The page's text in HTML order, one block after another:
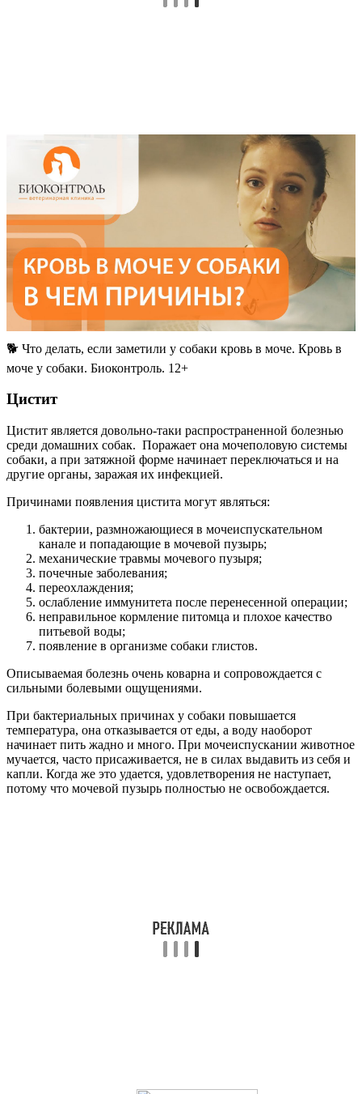
🐕 Что делать, если заметили у собаки кровь в моче. Кровь в
моче у собаки. Биоконтроль. 12+
Цистит
Цистит является довольно-таки распространенной болезнью
среди домашних собак. Поражает она мочеполовую системы
собаки, а при затяжной форме начинает переключаться и на
другие органы, заражая их инфекцией.
Причинами появления цистита могут являться:
бактерии, размножающиеся в мочеиспускательном
канале и попадающие в мочевой пузырь;
механические травмы мочевого пузыря;
почечные заболевания;
переохлаждения;
ослабление иммунитета после перенесенной операции;
неправильное кормление питомца и плохое качество
питьевой воды;
появление в организме собаки глистов.
Описываемая болезнь очень коварна и сопровождается с
сильными болевыми ощущениями.
При бактериальных причинах у собаки повышается
температура, она отказывается от еды, а воду наоборот
начинает пить жадно и много. При мочеиспускании животное
мучается, часто присаживается, не в силах выдавить из себя и
капли. Когда же это удается, удовлетворения не наступает,
потому что мочевой пузырь полностью не освобождается.